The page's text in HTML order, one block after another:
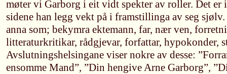
møter vi Garborg i eit vidt spekter av roller. Det er
sidene han legg vekt på i framstillinga av seg
anna som; bekymra ektemann, far, nær ven,
litteraturkritikar, rådgjevar, forfattar, hypokonder,
Avslutningshelsingane viser nokre av desse:
ensomme Mand”, ”Din hengive Arne Garborg”,